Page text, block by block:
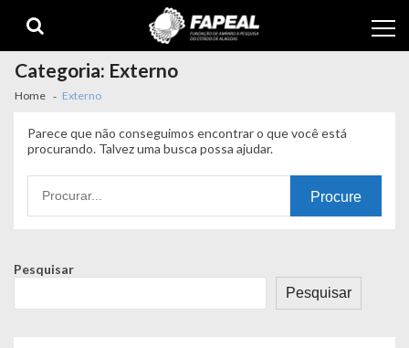
navigation
content
Categoria: Externo
Home Externo
Parece que não conseguimos encontrar o que você está
procurando. Talvez uma busca possa ajudar.
por:
Pesquisar
Pesquisar